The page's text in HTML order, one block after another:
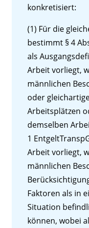
konkretisiert:
(1) Für die
bestimmt § 4
als
Arbeit vorliegt,
männlichen
oder
Arbeitsplätzen
demselben
1
Arbeit vorliegt,
männlichen
Faktoren als in
Situation
können, wobei